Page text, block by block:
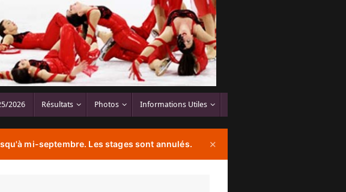
2026 Résultats Photos Informations Utiles
mi-septembre. Les stages sont annulés. ✕